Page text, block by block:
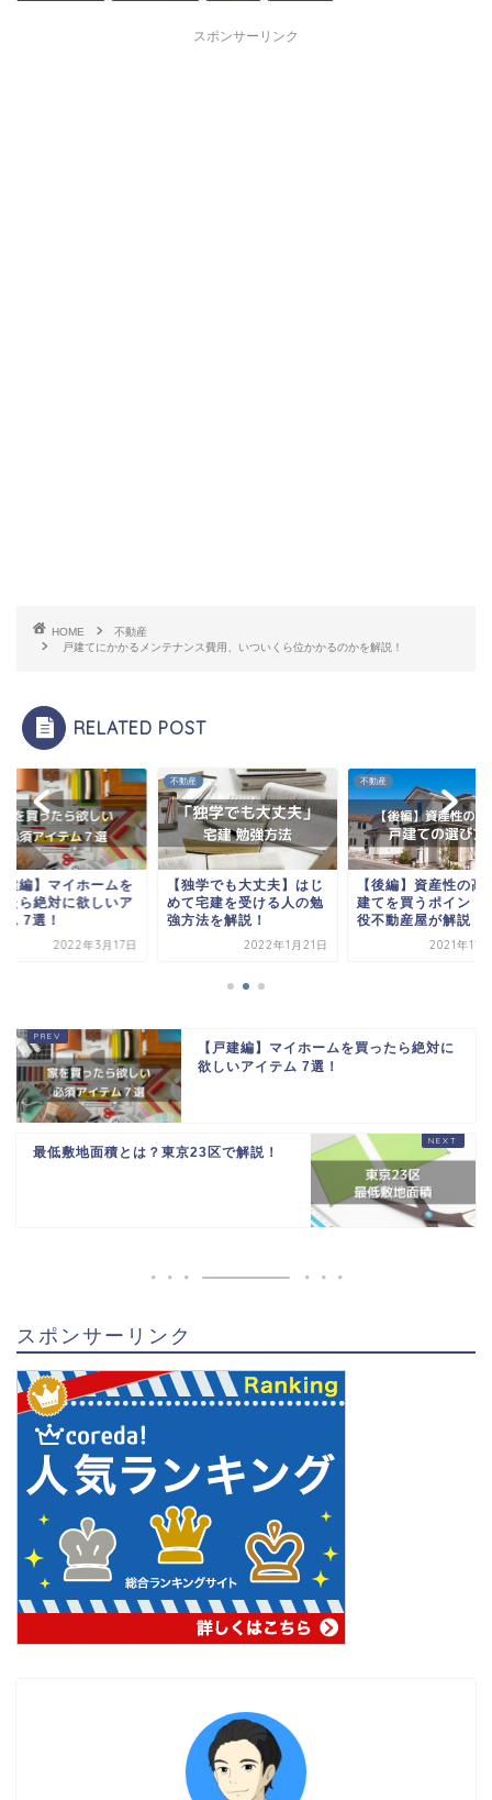
スポンサーリンク
HOME
不動産
戸建てにかかるメンテナンス費用、いついくら位かかるのかを解説！
RELATED POST
建編】マイホームを
たら絶対に欲しいア
ム 7選！
2022年3月17日
不動産
【独学でも大丈夫】はじ
めて宅建を受ける人の勉
強方法を解説！
2022年1月21日
不動産
【後編】資産性の高
建てを買うポイント
役不動産屋が解説！
2021年11
【戸建編】マイホームを買ったら絶対に
欲しいアイテム 7選！
最低敷地面積とは？東京23区で解説！
スポンサーリンク